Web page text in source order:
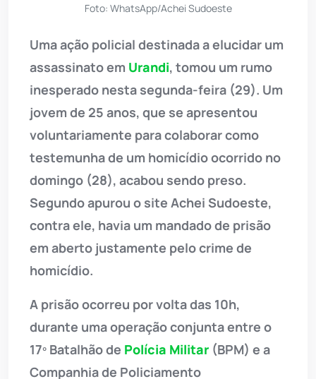
Foto: WhatsApp/Achei Sudoeste
Uma ação policial destinada a elucidar um
assassinato em Urandi, tomou um rumo
inesperado nesta segunda-feira (29). Um
jovem de 25 anos, que se apresentou
voluntariamente para colaborar como
testemunha de um homicídio ocorrido no
domingo (28), acabou sendo preso.
Segundo apurou o site Achei Sudoeste,
contra ele, havia um mandado de prisão
em aberto justamente pelo crime de
homicídio.
A prisão ocorreu por volta das 10h,
durante uma operação conjunta entre o
17º Batalhão de Polícia Militar (BPM) e a
Companhia de Policiamento